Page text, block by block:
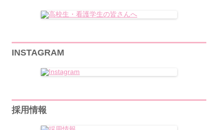
INSTAGRAM
採用情報